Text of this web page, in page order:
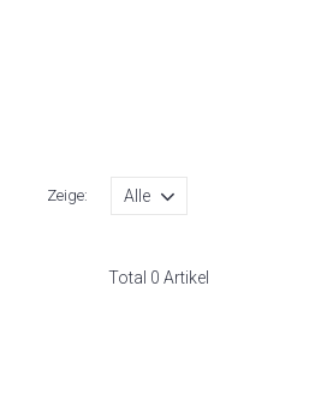
Zeige:
Total 0 Artikel